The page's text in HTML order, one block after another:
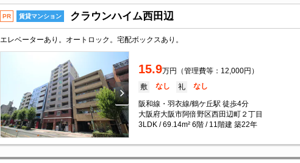
PR 賃貸マンション クラウンハイム西田辺
エレベーターあり。オートロック。宅配ボックスあり。
15.9万円（管理費等：12,000円）
敷 なし 礼 なし
阪和線・羽衣線/鶴ケ丘駅 徒歩4分
大阪府大阪市阿倍野区西田辺町２丁目
3LDK / 69.14m² 6階 / 11階建 築22年